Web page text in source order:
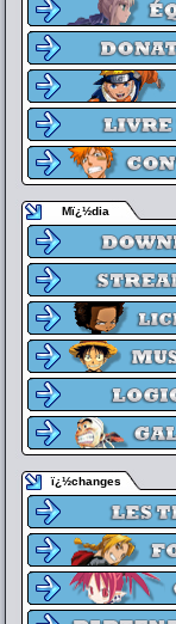
Mï¿½dia
ï¿½changes